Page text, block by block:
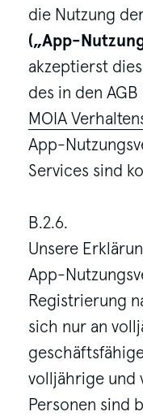
die Nutzung
(„App-
akzeptierst
des in den
MOIA
App-
Services sind
B.2.6.
Unsere
App-
Registrierung
sich nur an
volljährige und
Personen sind